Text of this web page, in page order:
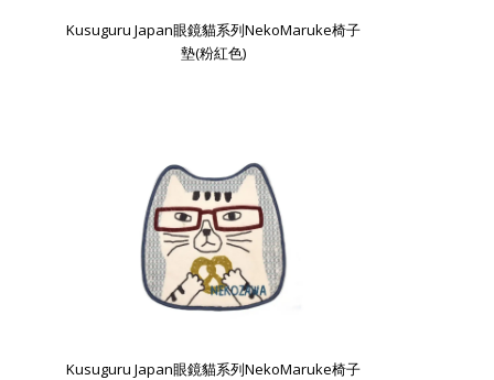
Kusuguru Japan眼鏡貓系列NekoMaruke椅子
墊(粉紅色)
Kusuguru Japan眼鏡貓系列NekoMaruke椅子